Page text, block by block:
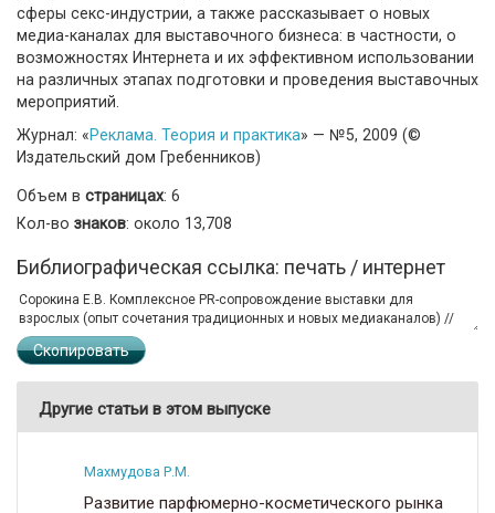
сферы секс-индустрии, а также рассказывает о новых
медиа-каналах для выставочного бизнеса: в частности, о
возможностях Интернета и их эффективном использовании
на различных этапах подготовки и проведения выставочных
мероприятий.
Журнал: «Реклама. Теория и практика» — №5, 2009 (©
Издательский дом Гребенников)
Объем в страницах: 6
Кол-во знаков: около 13,708
Библиографическая ссылка: печать / интернет
Скопировать
Другие статьи в этом выпуске
Махмудова Р.М.
Развитие парфюмерно-косметического рынка